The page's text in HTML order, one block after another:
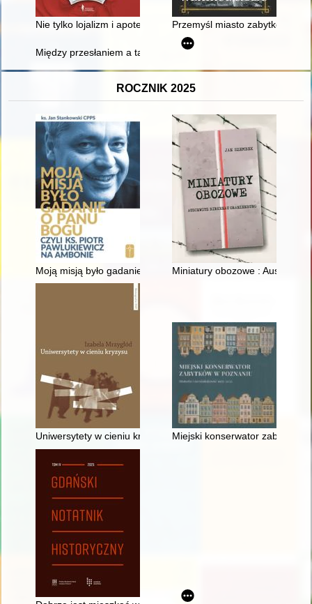
Nie tylko lojalizm i apoteoza rodu : malarskie dekoracje
Przemyśl miasto zabytków
Między przesłaniem a tajemnicą : kościół na grodzie w Gieczu
ROCZNIK 2025
Moją misją było gadanie o Panu Bogu" czyli Ks. Piotr
Miniatury obozowe :
Uniwersytety w cieniu kryzysu : nacjonalistyczna
Miejski konserwator zabytków